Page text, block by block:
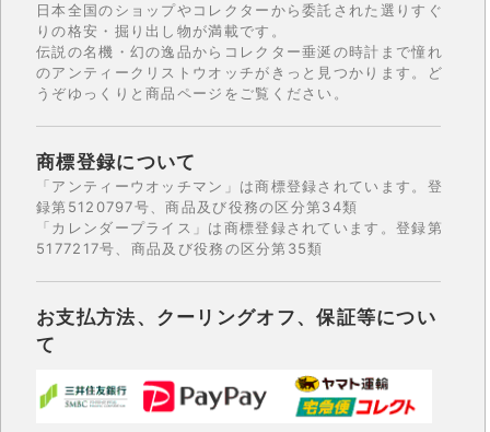
日本全国のショップやコレクターから委託された選りすぐ
りの格安・掘り出し物が満載です。
伝説の名機・幻の逸品からコレクター垂涎の時計まで憧れ
のアンティークリストウオッチがきっと見つかります。ど
うぞゆっくりと商品ページをご覧ください。
商標登録について
「アンティーウオッチマン」は商標登録されています。登
録第5120797号、商品及び役務の区分第34類
「カレンダープライス」は商標登録されています。登録第
5177217号、商品及び役務の区分第35類
お支払方法、クーリングオフ、保証等につい
て